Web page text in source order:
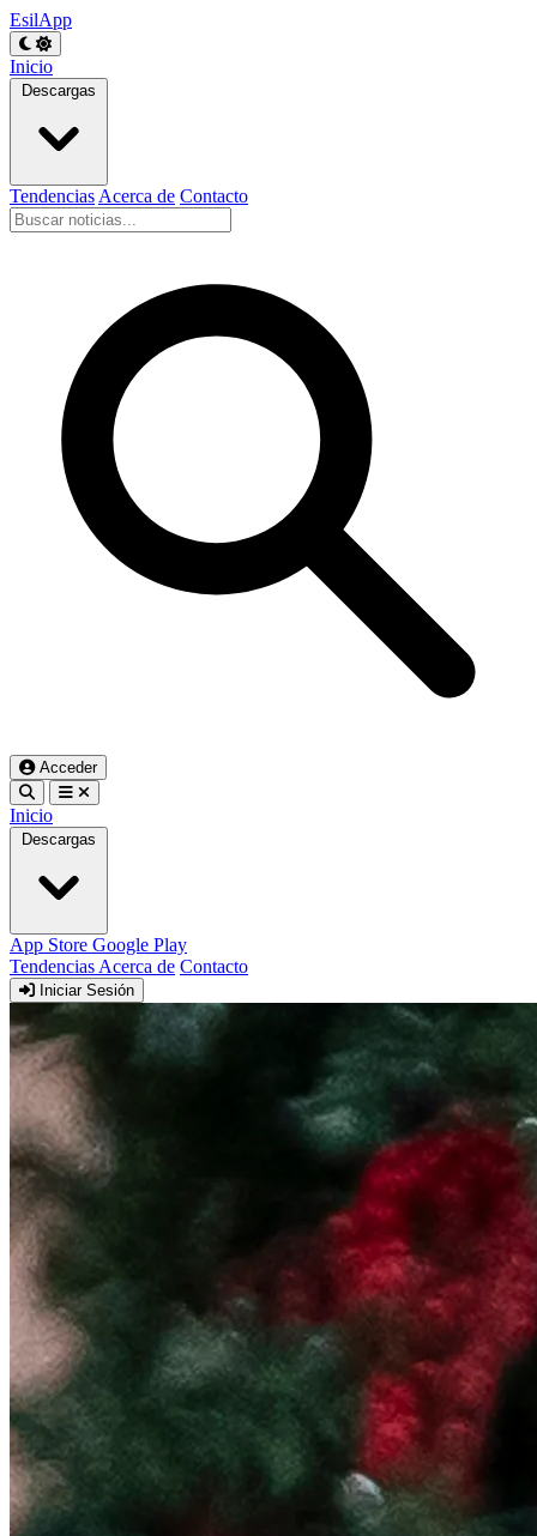
EsilApp
Inicio
Descargas
Tendencias Acerca de Contacto
Acceder
Inicio
Descargas
App Store Google Play
Tendencias Acerca de Contacto
Iniciar Sesión